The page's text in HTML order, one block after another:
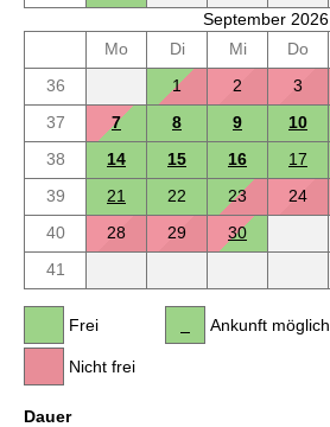
September 2026
Mo
Di Mi Do
36
1 2 3
37
7 8 9 10
38
14 15 16 17
39
21 22 23 24
40
28 29
30
41
Frei
Nicht frei
Ankunft möglich
Dauer